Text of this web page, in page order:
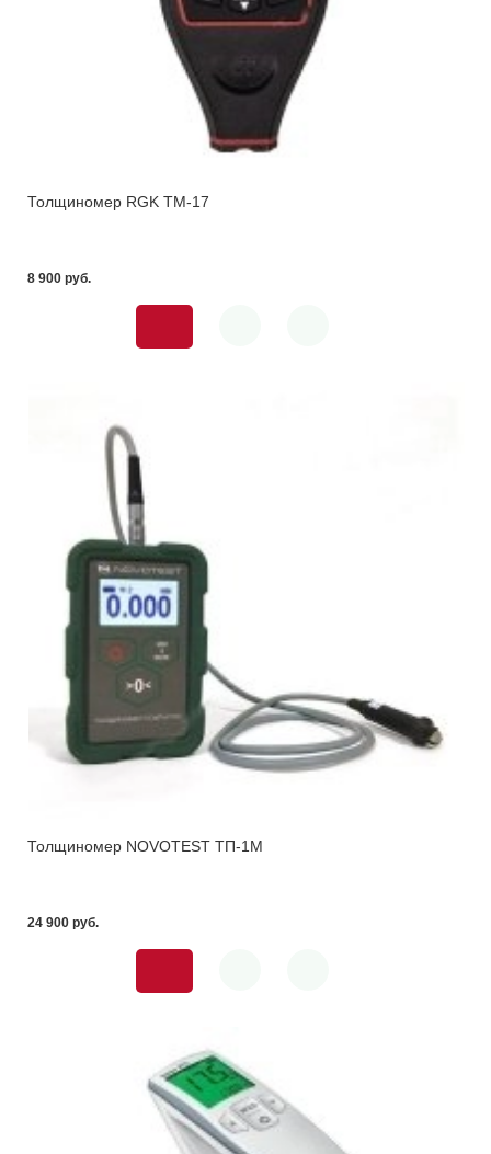
Толщиномер RGK TM-17
8 900 pуб.
Толщиномер NOVOTEST ТП-1М
24 900 pуб.